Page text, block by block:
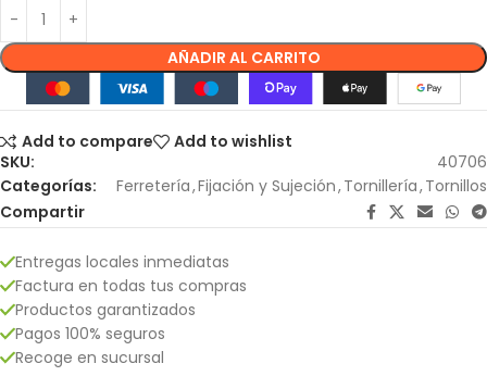
AÑADIR AL CARRITO
Add to compare
Add to wishlist
SKU:
40706
Categorías:
Ferretería,Fijación y Sujeción,Tornillería,Tornillos
Compartir
Entregas locales inmediatas
Factura en todas tus compras
Productos garantizados
Pagos 100% seguros
Recoge en sucursal